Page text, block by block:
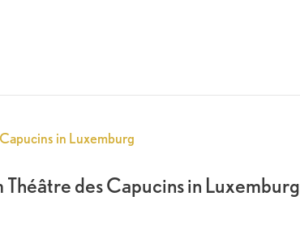
Théâtre des Capucins in Luxemburg